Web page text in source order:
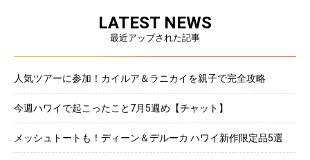
LATEST NEWS
最近アップされた記事
人気ツアーに参加！カイルア＆ラニカイを親子で完全攻略
今週ハワイで起こったこと7月5週め【チャット】
メッシュトートも！ディーン＆デルーカ ハワイ新作限定品5選